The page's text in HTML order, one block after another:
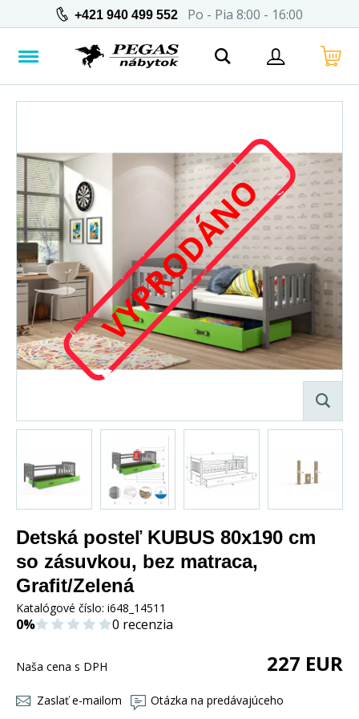
+421 940 499 552 Po - Pia 8:00 - 16:00
VYPRODÁNO
Detská posteľ KUBUS 80x190 cm
so zásuvkou, bez matraca,
Grafit/Zelená
Katalógové číslo: i648_14511
0% 0 recenzia
Naša cena s DPH 227 EUR
Zaslať e-mailom Otázka na predávajúceho